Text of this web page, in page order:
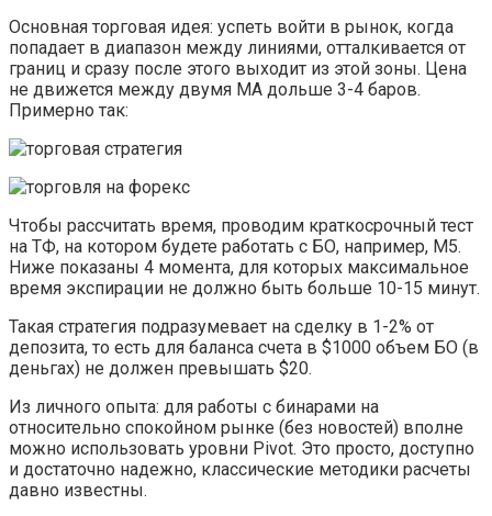
Основная торговая идея: успеть войти в рынок, когда
попадает в диапазон между линиями, отталкивается от
границ и сразу после этого выходит из этой зоны. Цена
не движется между двумя МА дольше 3-4 баров.
Примерно так:
Чтобы рассчитать время, проводим краткосрочный тест
на ТФ, на котором будете работать с БО, например, М5.
Ниже показаны 4 момента, для которых максимальное
время экспирации не должно быть больше 10-15 минут.
Такая стратегия подразумевает на сделку в 1-2% от
депозита, то есть для баланса счета в $1000 объем БО (в
деньгах) не должен превышать $20.
Из личного опыта: для работы с бинарами на
относительно спокойном рынке (без новостей) вполне
можно использовать уровни Pivot. Это просто, доступно
и достаточно надежно, классические методики расчеты
давно известны.